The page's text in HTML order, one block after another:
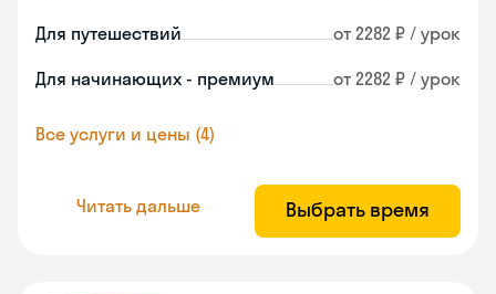
Для путешествий от 2282 ₽ / урок
Для начинающих - премиум от 2282 ₽ / урок
Все услуги и цены (4)
Читать дальше Выбрать время